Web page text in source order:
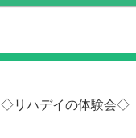
◇リハデイの体験会◇